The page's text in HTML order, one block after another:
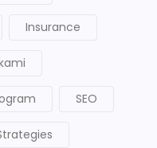
Insurance
SEO